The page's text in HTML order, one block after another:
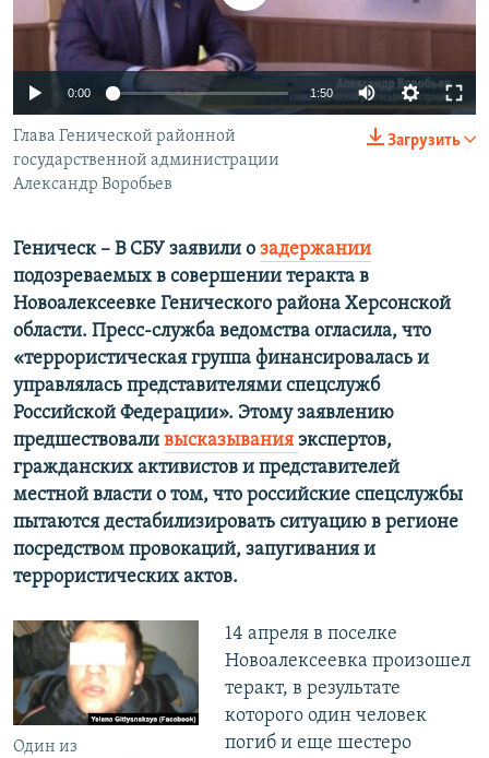
ПОБЕДИТЕЛЕЙ НЕ СУДЯТ?
КРЫМ.НЕПОКОРЕННЫЙ
ELIFBE
УКРАИНСКАЯ ПРОБЛЕМА КРЫМА
ПРИСОЕДИНЯЙТЕСЬ!
Все сайты RFE/RL
0:00 1:50
Загрузить
Глава Генической районной
государственной администрации
Александр Воробьев
Геническ – В СБУ заявили о задержании
подозреваемых в совершении теракта в
Новоалексеевке Генического района Херсонской
области. Пресс-служба ведомства огласила, что
«террористическая группа финансировалась и
управлялась представителями спецслужб
Российской Федерации». Этому заявлению
предшествовали высказывания экспертов,
гражданских активистов и представителей
местной власти о том, что российские спецслужбы
пытаются дестабилизировать ситуацию в регионе
посредством провокаций, запугивания и
террористических актов.
Один из
14 апреля в поселке
Новоалексеевка произошел
теракт, в результате
которого один человек
погиб и еще шестеро